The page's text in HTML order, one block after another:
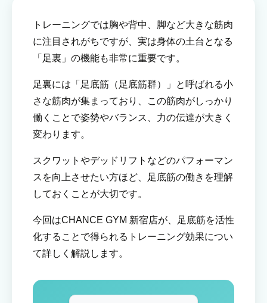
トレーニングでは胸や背中、脚など大きな筋肉
に注目されがちですが、実は身体の土台となる
「足裏」の機能も非常に重要です。
足裏には「足底筋（足底筋群）」と呼ばれる小
さな筋肉が集まっており、この筋肉がしっかり
働くことで姿勢やバランス、力の伝達が大きく
変わります。
スクワットやデッドリフトなどのパフォーマン
スを向上させたい方ほど、足底筋の働きを理解
しておくことが大切です。
今回はCHANCE GYM 新宿店が、足底筋を活性
化することで得られるトレーニング効果につい
て詳しく解説します。